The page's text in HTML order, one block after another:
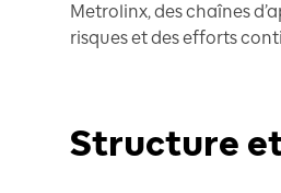
Metrolinx, des chaînes
risques et des efforts
Structure